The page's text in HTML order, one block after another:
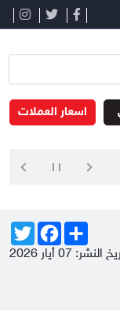
اسعار العملات
FacebookShare
النشر: 07 أيار 2026